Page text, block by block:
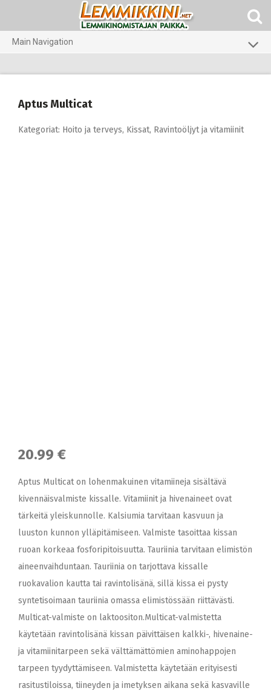
Main Navigation
Pieneläimet
Aptus Multicat
Kategoriat: Hoito ja terveys, Kissat, Ravintoöljyt ja vitamiinit
20.99 €
Aptus Multicat on lohenmakuinen vitamiineja sisältävä
kivennäisvalmiste kissalle. Vitamiinit ja hivenaineet ovat
tärkeitä yleiskunnolle. Kalsiumia tarvitaan kasvuun ja
luuston kunnon ylläpitämiseen. Valmiste tasoittaa kissan
ruoan korkeaa fosforipitoisuutta. Tauriinia tarvitaan elimistön
aineenvaihduntaan. Tauriinia on tarjottava kissalle
ruokavalion kautta tai ravintolisänä, sillä kissa ei pysty
syntetisoimaan tauriinia omassa elimistössään riittävästi.
Multicat-valmiste on laktoositon.Multicat-valmistetta
käytetään ravintolisänä kissan päivittäisen kalkki-, hivenaine-
ja vitamiinitarpeen sekä välttämättömien aminohappojen
tarpeen tyydyttämiseen. Valmistetta käytetään erityisesti
rasitustiloissa, tiineyden ja imetyksen aikana sekä kasvaville